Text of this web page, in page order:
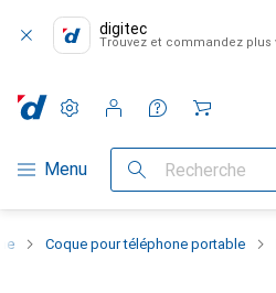
digitec
Trouvez et commandez plus
Navigation par catégorie
Menu Recherche
Paramètres
Compte client
Listes de comparaison
Listes d'envies
Panier
Coque pour téléphone portable